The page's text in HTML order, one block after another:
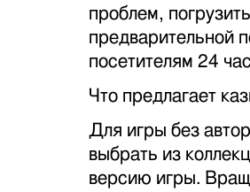
проблем,
предварительной
посетителям 24
Что предлагает
Для игры без
выбрать из
версию игры.